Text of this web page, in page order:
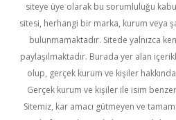
siteye üye olarak bu sorumluluğu
sitesi, herhangi bir marka, kurum veya
bulunmamaktadır. Sitede yalnızca
paylaşılmaktadır. Burada yer alan
olup, gerçek kurum ve kişiler
Gerçek kurum ve kişiler ile isim
Sitemiz, kar amacı gütmeyen ve